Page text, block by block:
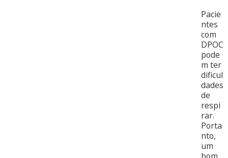
Pacie
ntes
com
DPOC
pode
m ter
dificul
dades
de
respi
rar.
Porta
nto,
um